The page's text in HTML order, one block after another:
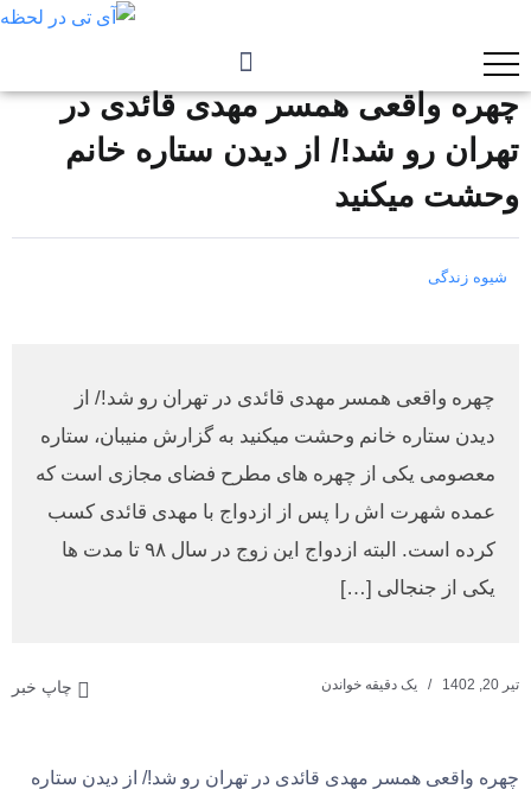
چهره واقعی همسر مهدی قائدی در
تهران رو شد!/ از دیدن ستاره خانم
وحشت میکنید
شیوه زندگی
چهره واقعی همسر مهدی قائدی در تهران رو شد!/ از
دیدن ستاره خانم وحشت میکنید به گزارش منیبان، ستاره
معصومی یکی از چهره های مطرح فضای مجازی است که
عمده شهرت اش را پس از ازدواج با مهدی قائدی کسب
کرده است. البته ازدواج این زوج در سال ۹۸ تا مدت ها
یکی از جنجالی […]
تیر 20, 1402 یک دقیقه خواندن چاپ خبر
چهره واقعی همسر مهدی قائدی در تهران رو شد!/ از دیدن ستاره